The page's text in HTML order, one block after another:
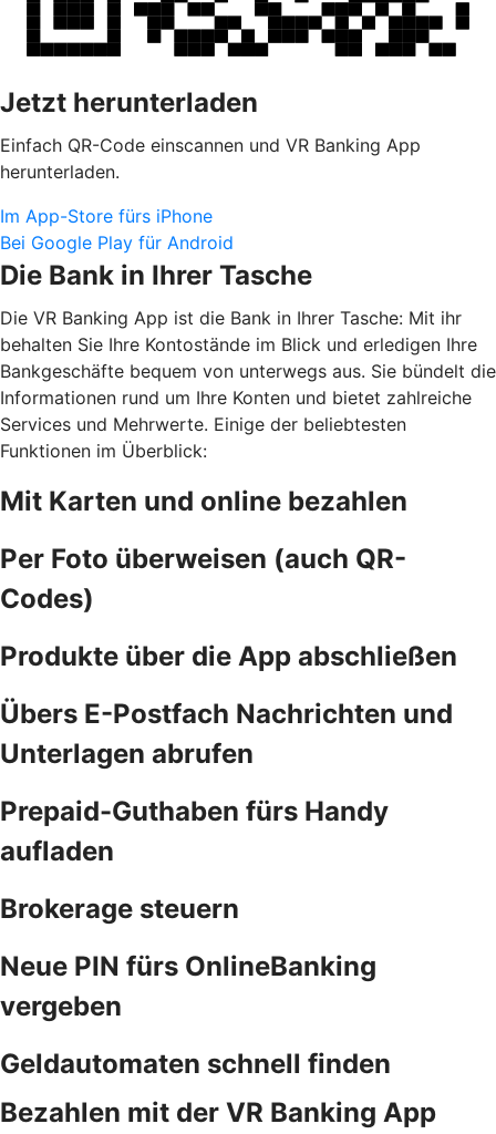
Jetzt herunterladen
Einfach QR-Code einscannen und VR Banking App
herunterladen.
Im App-Store fürs iPhone
Bei Google Play für Android
Die Bank in Ihrer Tasche
Die VR Banking App ist die Bank in Ihrer Tasche: Mit ihr
behalten Sie Ihre Kontostände im Blick und erledigen Ihre
Bankgeschäfte bequem von unterwegs aus. Sie bündelt die
Informationen rund um Ihre Konten und bietet zahlreiche
Services und Mehrwerte. Einige der beliebtesten
Funktionen im Überblick:
Mit Karten und online bezahlen
Per Foto überweisen (auch QR-
Codes)
Produkte über die App abschließen
Übers E-Postfach Nachrichten und
Unterlagen abrufen
Prepaid-Guthaben fürs Handy
aufladen
Brokerage steuern
Neue PIN fürs OnlineBanking
vergeben
Geldautomaten schnell finden
Bezahlen mit der VR Banking App